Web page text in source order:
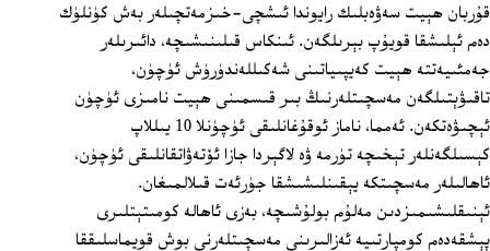
قۇربان ھېيت سەۋەبلىك رايوندا ئىشچى-خىزمەتچىلەر بەش كۈنلۈك
دەم ئېلىشقا قويۇپ بېرىلگەن. ئىنكاس قىلىنىشىچە، دائىرىلەر
جەمئىيەتتە ھېيت كەيپىياتىنى شەكىللەندۈرۈش ئۈچۈن،
تاقىۋېتىلگەن مەسچىتلەرنىڭ بىر قىسمىنى ھېيت نامىزى ئۈچۈن
ئېچىۋەتكەن. ئەمما، ناماز ئوقۇغانلىقى ئۈچۈنلا 10 يىللاپ
كېسىلگەنلەر تېخىچە تۈرمە ۋە لاگېردا جازا ئۆتەۋاتقانلىقى ئۈچۈن،
ئاھالىلەر مەسچىتكە يېقىنلىشىشقا جۈرئەت قىلالمىغان.
ئېنىقلىشىمىزدىن مەلۇم بولۇشىچە، بەزى ئاھالە كومىتېتلىرى
پېشقەدەم كومپارتىيە ئەزالىرىنى مەسچىتلەرنى بوش قويماسلىققا